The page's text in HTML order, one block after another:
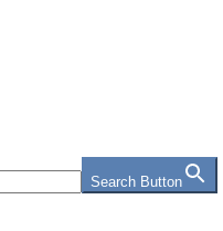
Search Button